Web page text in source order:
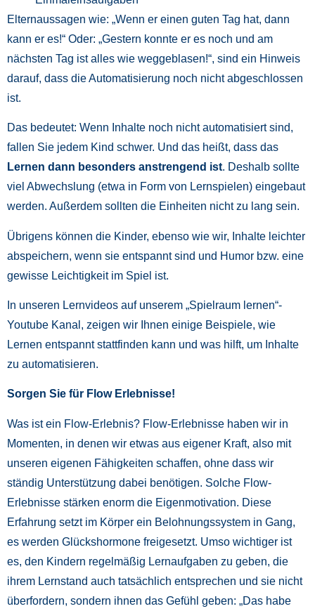
Elternaussagen wie: „Wenn er einen guten Tag hat, dann
kann er es!“ Oder: „Gestern konnte er es noch und am
nächsten Tag ist alles wie weggeblasen!“, sind ein Hinweis
darauf, dass die Automatisierung noch nicht abgeschlossen
ist.
Das bedeutet: Wenn Inhalte noch nicht automatisiert sind,
fallen Sie jedem Kind schwer. Und das heißt, dass das
Lernen dann besonders anstrengend ist. Deshalb sollte
viel Abwechslung (etwa in Form von Lernspielen) eingebaut
werden. Außerdem sollten die Einheiten nicht zu lang sein.
Übrigens können die Kinder, ebenso wie wir, Inhalte leichter
abspeichern, wenn sie entspannt sind und Humor bzw. eine
gewisse Leichtigkeit im Spiel ist.
In unseren Lernvideos auf unserem „Spielraum lernen“-
Youtube Kanal, zeigen wir Ihnen einige Beispiele, wie
Lernen entspannt stattfinden kann und was hilft, um Inhalte
zu automatisieren.
Sorgen Sie für Flow Erlebnisse!
Was ist ein Flow-Erlebnis? Flow-Erlebnisse haben wir in
Momenten, in denen wir etwas aus eigener Kraft, also mit
unseren eigenen Fähigkeiten schaffen, ohne dass wir
ständig Unterstützung dabei benötigen. Solche Flow-
Erlebnisse stärken enorm die Eigenmotivation. Diese
Erfahrung setzt im Körper ein Belohnungssystem in Gang,
es werden Glückshormone freigesetzt. Umso wichtiger ist
es, den Kindern regelmäßig Lernaufgaben zu geben, die
ihrem Lernstand auch tatsächlich entsprechen und sie nicht
überfordern, sondern ihnen das Gefühl geben: „Das habe